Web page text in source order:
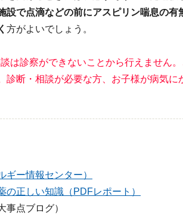
設で点滴などの前にアスピリン喘息の
方がよいでしょう。
は診察ができないことから行えません
診断・相談が必要な方、お子様が病気
ギー情報センター）
の正しい知識（PDFレポート）
事点ブログ）